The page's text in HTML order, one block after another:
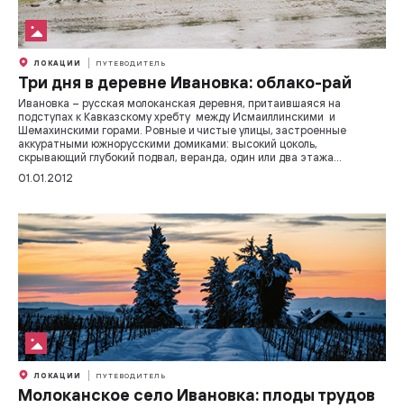
ЛОКАЦИИ ПУТЕВОДИТЕЛЬ
Три дня в деревне Ивановка: облако-рай
Ивановка – русская молоканская деревня, притаившаяся на
подступах к Кавказскому хребту между Исмаиллинскими и
Шемахинскими горами. Ровные и чистые улицы, застроенные
аккуратными южнорусскими домиками: высокий цоколь,
скрывающий глубокий подвал, веранда, один или два этажа...
01.01.2012
ЛОКАЦИИ ПУТЕВОДИТЕЛЬ
Молоканское село Ивановка: плоды трудов